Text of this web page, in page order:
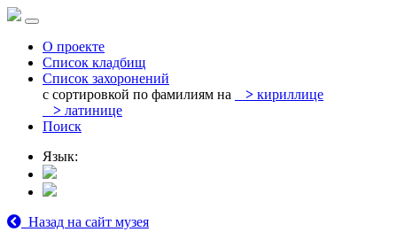
О проекте
Список кладбищ
Список захоронений
с сортировкой по фамилиям на
> кириллице
> латинице
Поиск
Язык:
Назад на сайт музея